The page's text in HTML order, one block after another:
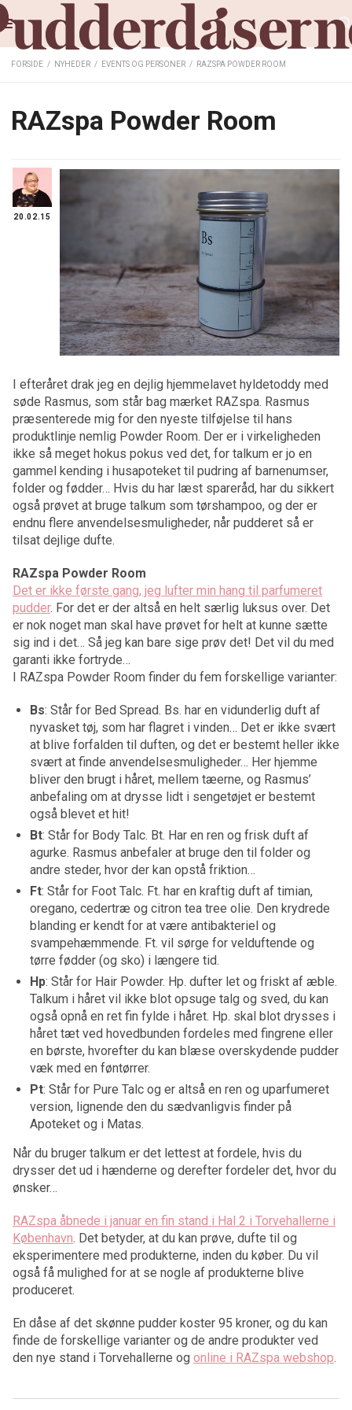
FORSIDE / NYHEDER / EVENTS OG PERSONER / RAZSPA POWDER ROOM
RAZspa Powder Room
20.02.15
I efteråret drak jeg en dejlig hjemmelavet hyldetoddy med
søde Rasmus, som står bag mærket RAZspa. Rasmus
præsenterede mig for den nyeste tilføjelse til hans
produktlinje nemlig Powder Room. Der er i virkeligheden
ikke så meget hokus pokus ved det, for talkum er jo en
gammel kending i husapoteket til pudring af barnenumser,
folder og fødder… Hvis du har læst spareråd, har du sikkert
også prøvet at bruge talkum som tørshampoo, og der er
endnu flere anvendelsesmuligheder, når pudderet så er
tilsat dejlige dufte.
RAZspa Powder Room
Det er ikke første gang, jeg lufter min hang til parfumeret
pudder. For det er der altså en helt særlig luksus over. Det
er nok noget man skal have prøvet for helt at kunne sætte
sig ind i det… Så jeg kan bare sige prøv det! Det vil du med
garanti ikke fortryde…
I RAZspa Powder Room finder du fem forskellige varianter:
Bs: Står for Bed Spread. Bs. har en vidunderlig duft af
nyvasket tøj, som har flagret i vinden… Det er ikke svært
at blive forfalden til duften, og det er bestemt heller ikke
svært at finde anvendelsesmuligheder… Her hjemme
bliver den brugt i håret, mellem tæerne, og Rasmus’
anbefaling om at drysse lidt i sengetøjet er bestemt
også blevet et hit!
Bt: Står for Body Talc. Bt. Har en ren og frisk duft af
agurke. Rasmus anbefaler at bruge den til folder og
andre steder, hvor der kan opstå friktion…
Ft: Står for Foot Talc. Ft. har en kraftig duft af timian,
oregano, cedertræ og citron tea tree olie. Den krydrede
blanding er kendt for at være antibakteriel og
svampehæmmende. Ft. vil sørge for velduftende og
tørre fødder (og sko) i længere tid.
Hp: Står for Hair Powder. Hp. dufter let og friskt af æble.
Talkum i håret vil ikke blot opsuge talg og sved, du kan
også opnå en ret fin fylde i håret. Hp. skal blot drysses i
håret tæt ved hovedbunden fordeles med fingrene eller
en børste, hvorefter du kan blæse overskydende pudder
væk med en føntørrer.
Pt: Står for Pure Talc og er altså en ren og uparfumeret
version, lignende den du sædvanligvis finder på
Apoteket og i Matas.
Når du bruger talkum er det lettest at fordele, hvis du
drysser det ud i hænderne og derefter fordeler det, hvor du
ønsker…
RAZspa åbnede i januar en fin stand i Hal 2 i Torvehallerne i
København. Det betyder, at du kan prøve, dufte til og
eksperimentere med produkterne, inden du køber. Du vil
også få mulighed for at se nogle af produkterne blive
produceret.
En dåse af det skønne pudder koster 95 kroner, og du kan
finde de forskellige varianter og de andre produkter ved
den nye stand i Torvehallerne og online i RAZspa webshop.